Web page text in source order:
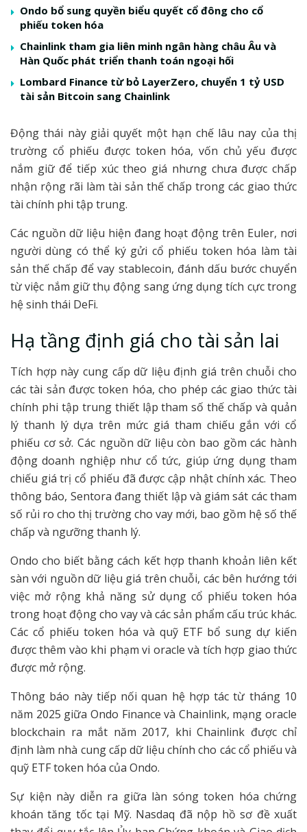
Ondo bổ sung quyền biểu quyết cổ đông cho cổ
phiếu token hóa
Chainlink tham gia liên minh ngân hàng châu Âu và
Hàn Quốc phát triển thanh toán ngoại hối
Lombard Finance từ bỏ LayerZero, chuyển 1 tỷ USD
tài sản Bitcoin sang Chainlink
Động thái này giải quyết một hạn chế lâu nay của thị
trường cổ phiếu được token hóa, vốn chủ yếu được
nắm giữ để tiếp xúc theo giá nhưng chưa được chấp
nhận rộng rãi làm tài sản thế chấp trong các giao thức
tài chính phi tập trung.
Các nguồn dữ liệu hiện đang hoạt động trên Euler, nơi
người dùng có thể ký gửi cổ phiếu token hóa làm tài
sản thế chấp để vay stablecoin, đánh dấu bước chuyển
từ việc nắm giữ thụ động sang ứng dụng tích cực trong
hệ sinh thái DeFi.
Hạ tầng định giá cho tài sản lai
Tích hợp này cung cấp dữ liệu định giá trên chuỗi cho
các tài sản được token hóa, cho phép các giao thức tài
chính phi tập trung thiết lập tham số thế chấp và quản
lý thanh lý dựa trên mức giá tham chiếu gắn với cổ
phiếu cơ sở. Các nguồn dữ liệu còn bao gồm các hành
động doanh nghiệp như cổ tức, giúp ứng dụng tham
chiếu giá trị cổ phiếu đã được cập nhật chính xác. Theo
thông báo, Sentora đang thiết lập và giám sát các tham
số rủi ro cho thị trường cho vay mới, bao gồm hệ số thế
chấp và ngưỡng thanh lý.
Ondo cho biết bằng cách kết hợp thanh khoản liên kết
sàn với nguồn dữ liệu giá trên chuỗi, các bên hướng tới
việc mở rộng khả năng sử dụng cổ phiếu token hóa
trong hoạt động cho vay và các sản phẩm cấu trúc khác.
Các cổ phiếu token hóa và quỹ ETF bổ sung dự kiến
được thêm vào khi phạm vi oracle và tích hợp giao thức
được mở rộng.
Thông báo này tiếp nối quan hệ hợp tác từ tháng 10
năm 2025 giữa Ondo Finance và Chainlink, mạng oracle
blockchain ra mắt năm 2017, khi Chainlink được chỉ
định làm nhà cung cấp dữ liệu chính cho các cổ phiếu và
quỹ ETF token hóa của Ondo.
Sự kiện này diễn ra giữa làn sóng token hóa chứng
khoán tăng tốc tại Mỹ. Nasdaq đã nộp hồ sơ đề xuất